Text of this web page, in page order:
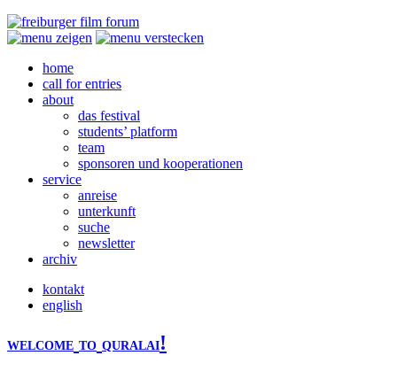
home
call for entries
about
das festival
students’ platform
team
sponsoren und kooperationen
service
anreise
unterkunft
suche
newsletter
archiv
kontakt
english
WELCOME TO QURALAI!